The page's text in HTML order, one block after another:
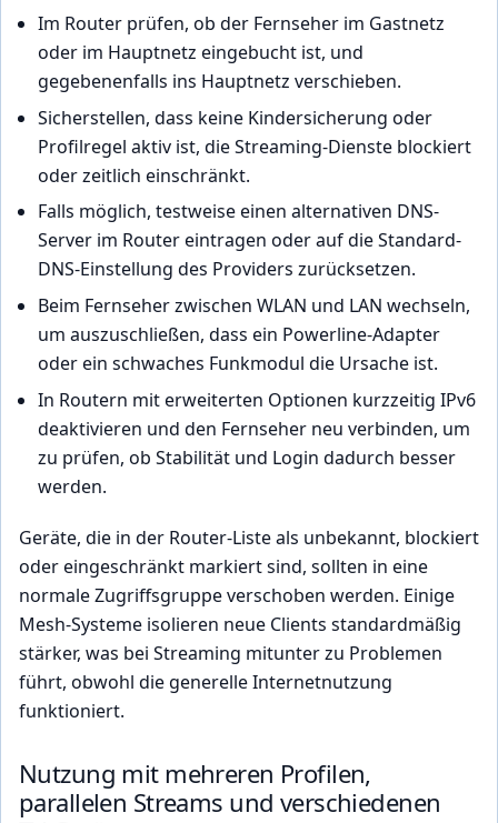
Im Router prüfen, ob der Fernseher im Gastnetz
oder im Hauptnetz eingebucht ist, und
gegebenenfalls ins Hauptnetz verschieben.
Sicherstellen, dass keine Kindersicherung oder
Profilregel aktiv ist, die Streaming-Dienste blockiert
oder zeitlich einschränkt.
Falls möglich, testweise einen alternativen DNS-
Server im Router eintragen oder auf die Standard-
DNS-Einstellung des Providers zurücksetzen.
Beim Fernseher zwischen WLAN und LAN wechseln,
um auszuschließen, dass ein Powerline-Adapter
oder ein schwaches Funkmodul die Ursache ist.
In Routern mit erweiterten Optionen kurzzeitig IPv6
deaktivieren und den Fernseher neu verbinden, um
zu prüfen, ob Stabilität und Login dadurch besser
werden.
Geräte, die in der Router-Liste als unbekannt, blockiert
oder eingeschränkt markiert sind, sollten in eine
normale Zugriffsgruppe verschoben werden. Einige
Mesh-Systeme isolieren neue Clients standardmäßig
stärker, was bei Streaming mitunter zu Problemen
führt, obwohl die generelle Internetnutzung
funktioniert.
Nutzung mit mehreren Profilen,
parallelen Streams und verschiedenen